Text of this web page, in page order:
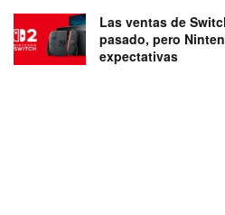
Las ventas de
pasado, pero
expectativas